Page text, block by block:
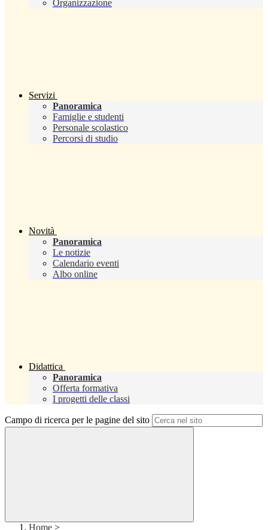
Organizzazione
Servizi
Panoramica
Famiglie e studenti
Personale scolastico
Percorsi di studio
Novità
Panoramica
Le notizie
Calendario eventi
Albo online
Didattica
Panoramica
Offerta formativa
I progetti delle classi
Campo di ricerca per le pagine del sito
Home >